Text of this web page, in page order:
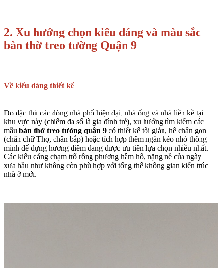
2. Xu hướng chọn kiểu dáng và màu sắc
bàn thờ treo tường Quận 9
Về kiểu dáng thiết kế
Do đặc thù các dòng nhà phố hiện đại, nhà ống và nhà liền kề tại
khu vực này (chiếm đa số là gia đình trẻ), xu hướng tìm kiếm các
mẫu bàn thờ treo tường quận 9 có thiết kế tối giản, hệ chân gọn
(chân chữ Thọ, chân bắp) hoặc tích hợp thêm ngăn kéo nhỏ thông
minh để đựng hương diêm đang được ưu tiên lựa chọn nhiều nhất.
Các kiểu dáng chạm trổ rồng phượng hầm hố, nặng nề của ngày
xưa hầu như không còn phù hợp với tổng thể không gian kiến trúc
nhà ở mới.